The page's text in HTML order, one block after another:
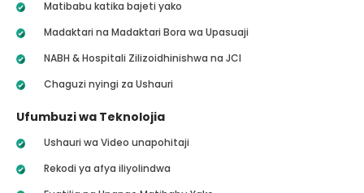
Matibabu katika bajeti yako
Madaktari na Madaktari Bora wa Upasuaji
NABH & Hospitali Zilizoidhinishwa na JCI
Chaguzi nyingi za Ushauri
Ufumbuzi wa Teknolojia
Ushauri wa Video unapohitaji
Rekodi ya afya iliyolindwa